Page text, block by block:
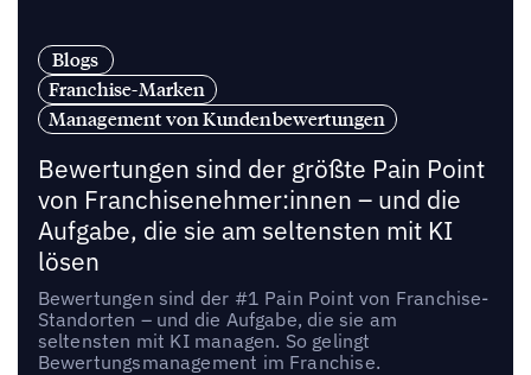
Blogs
Franchise-Marken
Management von Kundenbewertungen
Bewertungen sind der größte Pain Point
von Franchisenehmer:innen – und die
Aufgabe, die sie am seltensten mit KI
lösen
Bewertungen sind der #1 Pain Point von Franchise-
Standorten – und die Aufgabe, die sie am
seltensten mit KI managen. So gelingt
Bewertungsmanagement im Franchise.